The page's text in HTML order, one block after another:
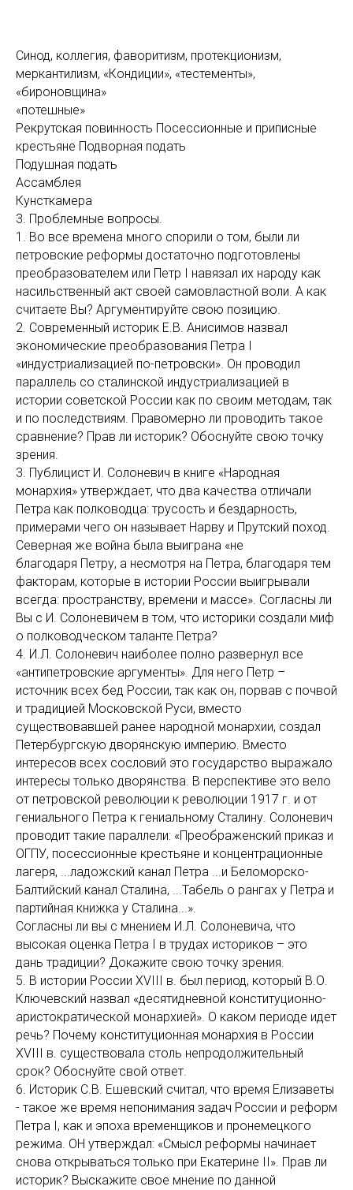
Синод, коллегия, фаворитизм, протекционизм,
меркантилизм, «Кондиции», «тестементы»,
«бироновщина»
«потешные»
Рекрутская повинность Посессионные и приписные
крестьяне Подворная подать
Подушная подать
Ассамблея
Кунсткамера
3. Проблемные вопросы.
1. Во все времена много спорили о том, были ли
петровские реформы достаточно подготовлены
преобразователем или Петр I навязал их народу как
насильственный акт своей самовластной воли. А как
считаете Вы? Аргументируйте свою позицию.
2. Современный историк Е.В. Анисимов назвал
экономические преобразования Петра I
«индустриализацией по-петровски». Он проводил
параллель со сталинской индустриализацией в
истории советской России как по своим методам, так
и по последствиям. Правомерно ли проводить такое
сравнение? Прав ли историк? Обоснуйте свою точку
зрения.
3. Публицист И. Солоневич в книге «Народная
монархия» утверждает, что два качества отличали
Петра как полководца: трусость и бездарность,
примерами чего он называет Нарву и Прутский поход.
Северная же война была выиграна «не
благодаря Петру, а несмотря на Петра, благодаря тем
факторам, которые в истории России выигрывали
всегда: пространству, времени и массе». Согласны ли
Вы с И. Солоневичем в том, что историки создали миф
о полководческом таланте Петра?
4. И.Л. Солоневич наиболее полно развернул все
«антипетровские аргументы». Для него Петр –
источник всех бед России, так как он, порвав с почвой
и традицией Московской Руси, вместо
существовавшей ранее народной монархии, создал
Петербургскую дворянскую империю. Вместо
интересов всех сословий это государство выражало
интересы только дворянства. В перспективе это вело
от петровской революции к революции 1917 г. и от
гениального Петра к гениальному Сталину. Солоневич
проводит такие параллели: «Преображенский приказ и
ОГПУ, посессионные крестьяне и концентрационные
лагеря, ...ладожский канал Петра ...и Беломорско-
Балтийский канал Сталина, ...Табель о рангах у Петра и
партийная книжка у Сталина...».
Согласны ли вы с мнением И.Л. Солоневича, что
высокая оценка Петра I в трудах историков – это
дань традиции? Докажите свою точку зрения.
5. В истории России XVIII в. был период, который В.О.
Ключевский назвал «десятидневной конституционно-
аристократической монархией». О каком периоде идет
речь? Почему конституционная монархия в России
XVIII в. существовала столь непродолжительный
срок? Обоснуйте свой ответ.
6. Историк С.В. Ешевский считал, что время Елизаветы
- такое же время непонимания задач России и реформ
Петра I, как и эпоха временщиков и пронемецкого
режима. ОН утверждал: «Смысл реформы начинает
снова открываться только при Екатерине II». Прав ли
историк? Выскажите свое мнение по данной